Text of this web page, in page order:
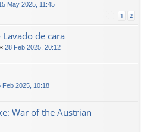
May 2025, 11:45
1 2
de cara
« 28 Feb 2025, 20:12
Feb 2025, 10:18
War of the Austrian